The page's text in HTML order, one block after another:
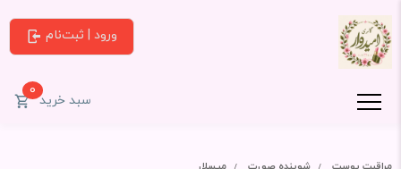
ورود | ثبت‌نام
سبد خرید0